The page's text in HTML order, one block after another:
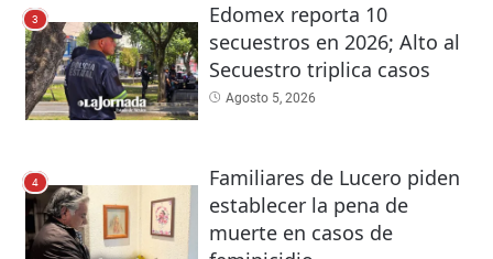
3
Edomex reporta 10
secuestros en 2026; Alto al
Secuestro triplica casos
Agosto 5, 2026
4
Familiares de Lucero piden
establecer la pena de
muerte en casos de